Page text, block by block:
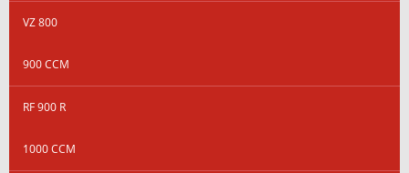
VZ 800
900 CCM
RF 900 R
1000 CCM